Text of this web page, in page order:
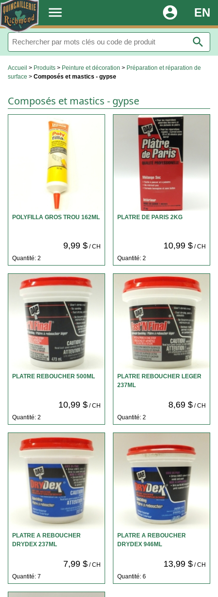
. menu EN
account_circle
search
Accueil > Produits > Peinture et décoration > Préparation et réparation de
surface > Composés et mastics - gypse
Composés et mastics - gypse
POLYFILLA GROS TROU 162ML
9,99 $/ CH
Quantité: 2
PLATRE DE PARIS 2KG
10,99 $/ CH
Quantité: 2
PLATRE REBOUCHER 500ML
10,99 $/ CH
Quantité: 2
PLATRE REBOUCHER LEGER
237ML
8,69 $/ CH
Quantité: 2
PLATRE A REBOUCHER
DRYDEX 237ML
7,99 $/ CH
Quantité: 7
PLATRE A REBOUCHER
DRYDEX 946ML
13,99 $/ CH
Quantité: 6